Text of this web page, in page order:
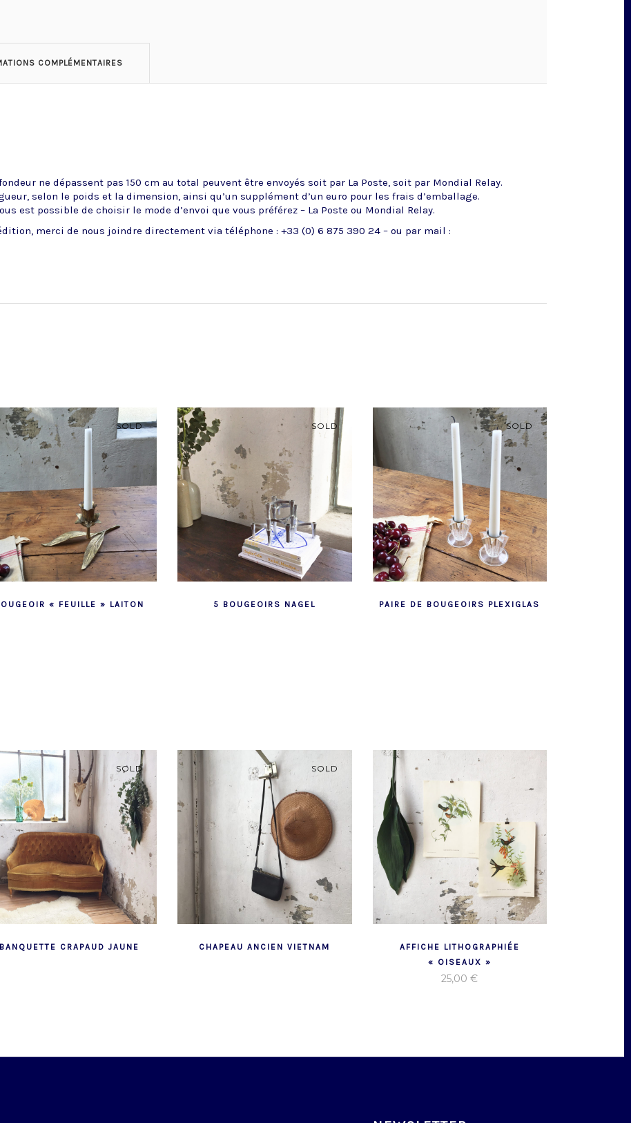
COMPLÉMENTAIRES
ne dépassent pas 150 cm au total peuvent être envoyés soit par La Poste, soit par Mondial Relay.
selon le poids et la dimension, ainsi qu’un supplément d’un euro pour les frais d’emballage.
est possible de choisir le mode d’envoi que vous préférez – La Poste ou Mondial Relay.
merci de nous joindre directement via téléphone : +33 (0) 6 875 390 24 – ou par mail :
SOLD
« FEUILLE » LAITON
SOLD
5 BOUGEOIRS NAGEL
SOLD
PAIRE DE BOUGEOIRS PLEXIGLAS
SOLD
BANQUETTE CRAPAUD JAUNE
SOLD
CHAPEAU ANCIEN VIETNAM
AFFICHE LITHOGRAPHIÉE
« OISEAUX »
25,00€